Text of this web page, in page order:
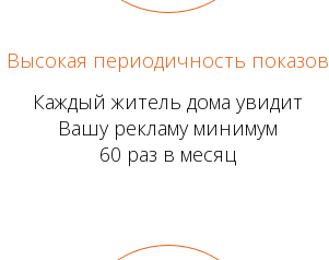
Высокая периодичность показов
Каждый житель дома увидит
Вашу рекламу минимум
60 раз в месяц